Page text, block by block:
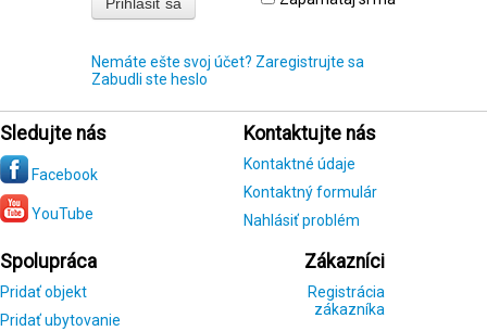
Nemáte ešte svoj účet? Zaregistrujte sa
Zabudli ste heslo
Sledujte nás
Facebook
YouTube
Kontaktujte nás
Kontaktné údaje
Kontaktný formulár
Nahlásiť problém
Spolupráca
Pridať objekt
Pridať ubytovanie
Zákazníci
Registrácia
zákazníka